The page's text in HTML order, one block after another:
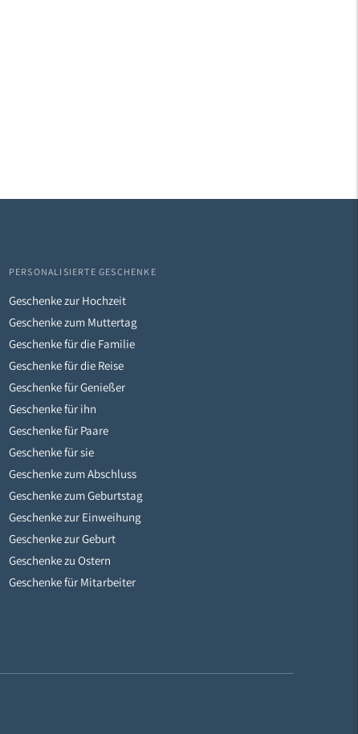
PERSONALISIERTE GESCHENKE
Geschenke zur Hochzeit
Geschenke zum Muttertag
Geschenke für die Familie
Geschenke für die Reise
Geschenke für Genießer
Geschenke für ihn
Geschenke für Paare
Geschenke für sie
Geschenke zum Abschluss
Geschenke zum Geburtstag
Geschenke zur Einweihung
Geschenke zur Geburt
Geschenke zu Ostern
Geschenke für Mitarbeiter